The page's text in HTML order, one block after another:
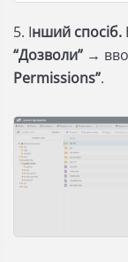
5. Інший спосіб.
“Дозволи” →
Permissions”.